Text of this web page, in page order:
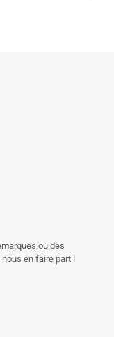
ou des
en faire part !